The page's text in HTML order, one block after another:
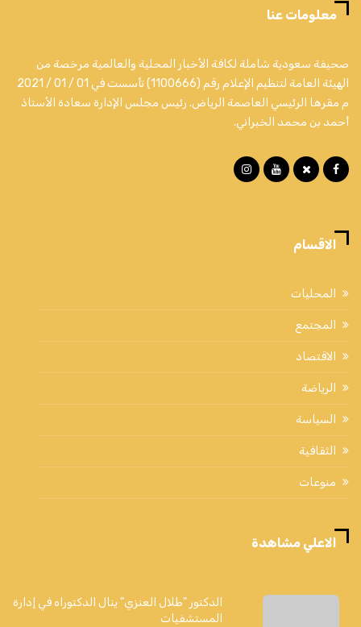
معلومات عنا
صحيفة سعودية شاملة لكافة الأخبار المحلية والعالمية مرخصة من
الهيئة العامة لتنظيم الإعلام رقم (1100666) تأسست في 01 / 01 / 2021
م مقرها الرئيسي العاصمة الرياض. رئيس مجلس الإدارة سعادة الأستاذ
أحمد بن محمد الخبراني.
الاقسام
المحليات
المجتمع
الاقتصاد
الرياضة
السياسة
الثقافية
منوعات
الاعلي مشاهدة
الدكتور "طلال العنزي" ينال الدكتوراه في إدارة
المستشفيات